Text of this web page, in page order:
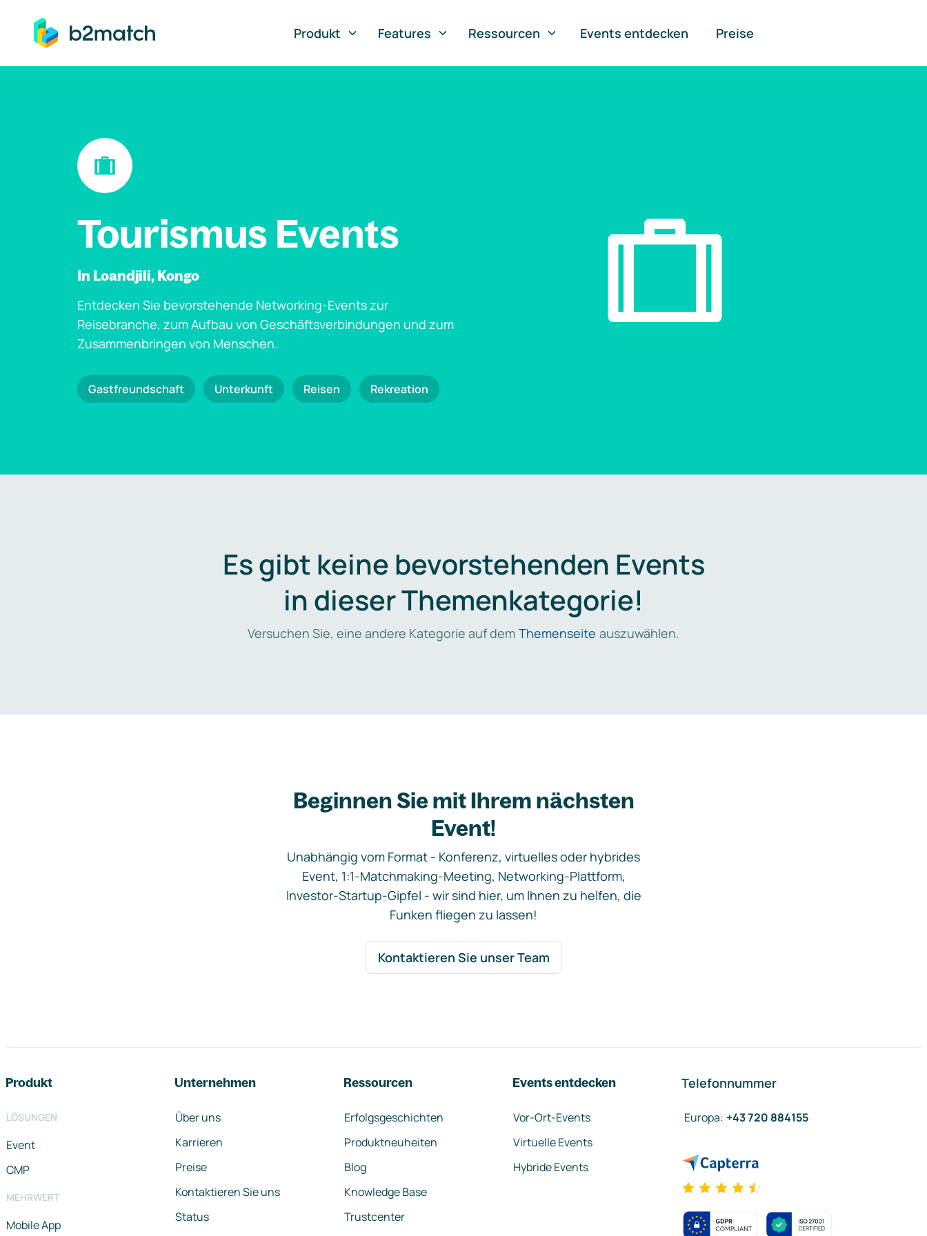
springen
Produkt
Features Ressourcen Events entdecken Preise
Tourismus Events
In Loandjili, Kongo
Entdecken Sie bevorstehende Networking-Events zur
Reisebranche, zum Aufbau von Geschäftsverbindungen und zum
Zusammenbringen von Menschen.
Gastfreundschaft Unterkunft Reisen Rekreation
Es gibt keine bevorstehenden Events
in dieser Themenkategorie!
Versuchen Sie, eine andere Kategorie auf dem Themenseite auszuwählen.
Beginnen Sie mit Ihrem nächsten
Event!
Unabhängig vom Format - Konferenz, virtuelles oder hybrides
Event, 1:1-Matchmaking-Meeting, Networking-Plattform,
Investor-Startup-Gipfel - wir sind hier, um Ihnen zu helfen, die
Funken fliegen zu lassen!
Kontaktieren Sie unser Team
Produkt
LÖSUNGEN
Event
CMP
MEHRWERT
Mobile App
Unternehmen
Über uns
Karrieren
Preise
Kontaktieren Sie uns
Status
Ressourcen
Erfolgsgeschichten
Produktneuheiten
Blog
Knowledge Base
Trustcenter
Events entdecken
Vor-Ort-Events
Virtuelle Events
Hybride Events
Telefonnummer
Europa: +43 720 884155